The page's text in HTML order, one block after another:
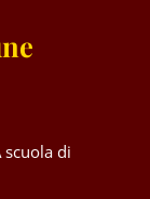
scuola di